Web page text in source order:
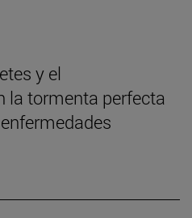
y el
la tormenta perfecta